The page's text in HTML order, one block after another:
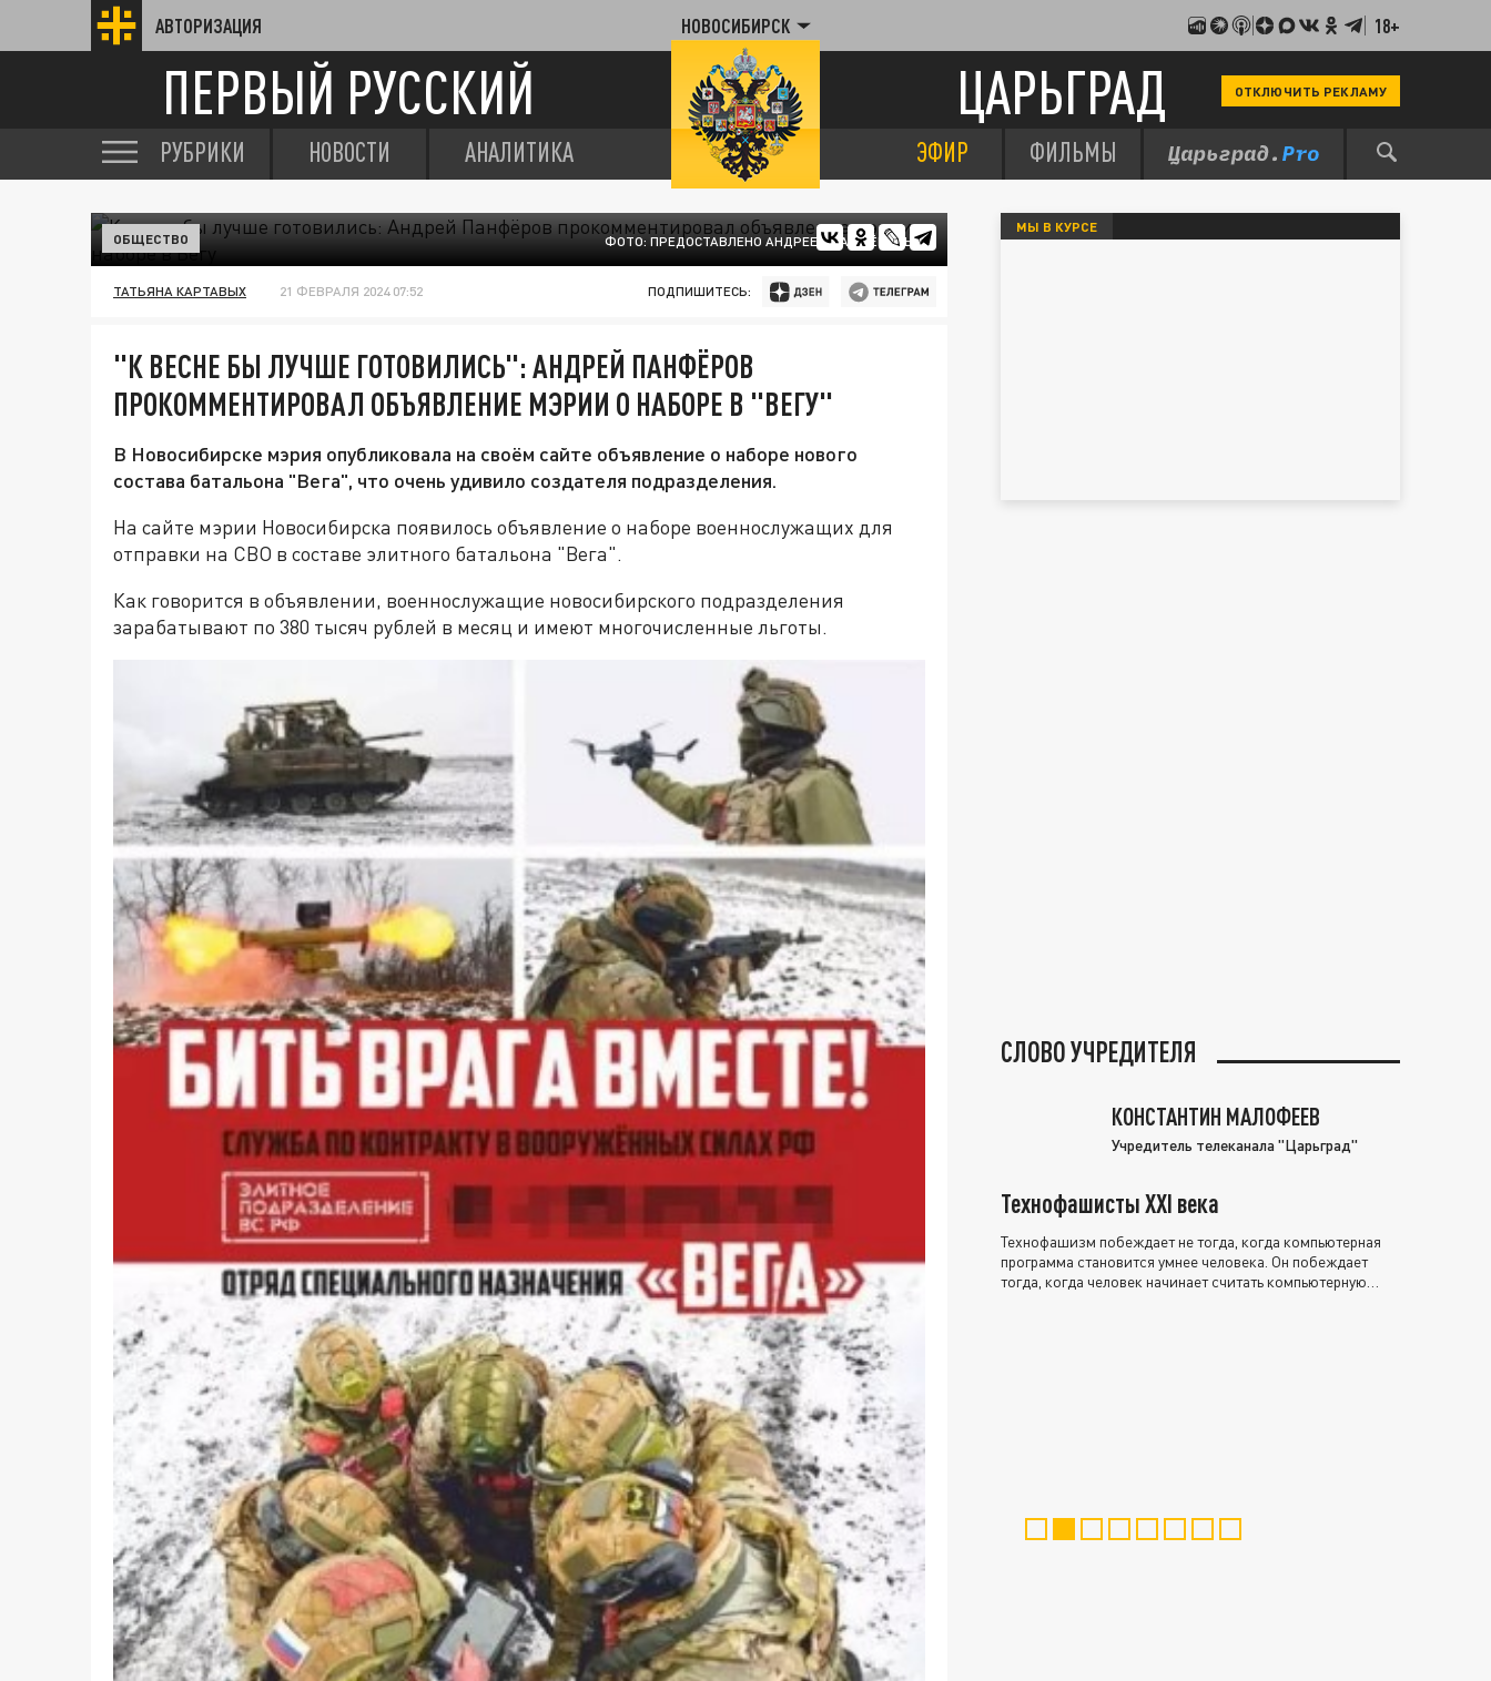
АВТОРИЗАЦИЯ НОВОСИБИРСК 18+
ПЕРВЫЙ РУССКИЙ ЦАРЬГРАД ОТКЛЮЧИТЬ РЕКЛАМУ
РУБРИКИ НОВОСТИ АНАЛИТИКА ЭФИР ФИЛЬМЫ
ФОТО: ПРЕДОСТАВЛЕНО АНДРЕЕМ ПАНФЁРОВЫМ
ОБЩЕСТВО
ТАТЬЯНА КАРТАВЫХ 21 ФЕВРАЛЯ 2024 07:52 ПОДПИШИТЕСЬ:
"К ВЕСНЕ БЫ ЛУЧШЕ ГОТОВИЛИСЬ": АНДРЕЙ ПАНФЁРОВ
ПРОКОММЕНТИРОВАЛ ОБЪЯВЛЕНИЕ МЭРИИ О НАБОРЕ В "ВЕГУ"
В Новосибирске мэрия опубликовала на своём сайте объявление о наборе нового
состава батальона "Вега", что очень удивило создателя подразделения.
На сайте мэрии Новосибирска появилось объявление о наборе военнослужащих для
отправки на СВО в составе элитного батальона "Вега".
Как говорится в объявлении, военнослужащие новосибирского подразделения
зарабатывают по 380 тысяч рублей в месяц и имеют многочисленные льготы.
МЫ В КУРСЕ
СЛОВО УЧРЕДИТЕЛЯ
КОНСТАНТИН МАЛОФЕЕВ
Учредитель телеканала "Царьград"
Технофашисты XXI века
Технофашизм побеждает не тогда, когда компьютерная
программа становится умнее человека. Он побеждает
тогда, когда человек начинает считать компьютерную